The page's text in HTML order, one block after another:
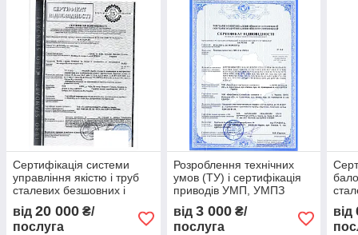
Сертифікація системи
управління якістю і труб
сталевих безшовних і
зварних на 3 роки
від 20 000 ₴/
послуга
Розроблення технічних
умов (ТУ) і сертифікація
приводів УМП, УМПЗ
від 3 000₴/
послуга
газів
від